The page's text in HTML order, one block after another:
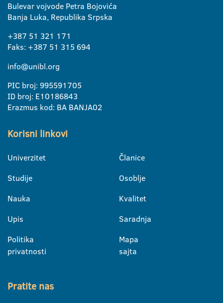
Bulevar vojvode Petra Bojovića
Banja Luka, Republika Srpska
+387 51 321 171
Faks: +387 51 315 694
info@unibl.org
PIC broj: 995591705
ID broj: E10186843
Erazmus kod: BA BANJA02
Korisni linkovi
Univerzitet
Studije
Nauka
Upis
Politika
privatnosti
Članice
Osoblje
Kvalitet
Saradnja
Mapa
sajta
Pratite nas